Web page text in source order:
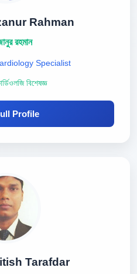
Rahman
রহমান
Specialist
বিশেষজ্ঞ
Profile
Tarafdar